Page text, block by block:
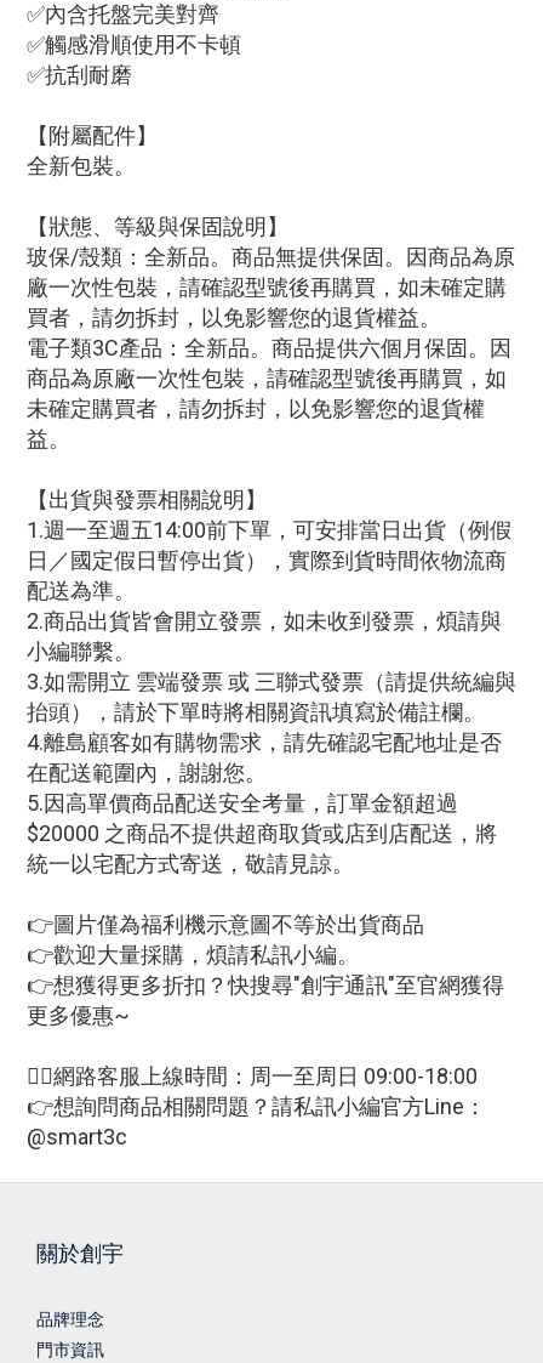
✅內含托盤完美對齊
✅觸感滑順使用不卡頓
✅抗刮耐磨
【附屬配件】
全新包裝。
【狀態、等級與保固說明】
玻保/殼類：全新品。商品無提供保固。因商品為原
廠一次性包裝，請確認型號後再購買，如未確定購
買者，請勿拆封，以免影響您的退貨權益。
電子類3C產品：全新品。商品提供六個月保固。因
商品為原廠一次性包裝，請確認型號後再購買，如
未確定購買者，請勿拆封，以免影響您的退貨權
益。
【出貨與發票相關說明】
1.週一至週五14:00前下單，可安排當日出貨（例假
日／國定假日暫停出貨），實際到貨時間依物流商
配送為準。
2.商品出貨皆會開立發票，如未收到發票，煩請與
小編聯繫。
3.如需開立 雲端發票 或 三聯式發票（請提供統編與
抬頭），請於下單時將相關資訊填寫於備註欄。
4.離島顧客如有購物需求，請先確認宅配地址是否
在配送範圍內，謝謝您。
5.因高單價商品配送安全考量，訂單金額超過
$20000 之商品不提供超商取貨或店到店配送，將
統一以宅配方式寄送，敬請見諒。
👉圖片僅為福利機示意圖不等於出貨商品
👉歡迎大量採購，煩請私訊小編。
👉想獲得更多折扣？快搜尋"創宇通訊"至官網獲得
更多優惠~
🙋‍♀網路客服上線時間：周一至周日 09:00-18:00
👉想詢問商品相關問題？請私訊小編官方Line：
@smart3c
關於創宇
品牌理念
門市資訊